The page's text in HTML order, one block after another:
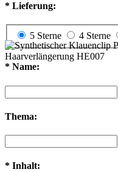
* Lieferung:
5 Sterne 4 Sterne
* Name:
Thema:
* Inhalt: